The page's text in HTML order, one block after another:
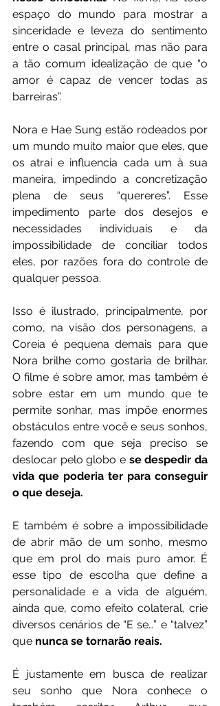
espaço do mundo para mostrar a
sinceridade e leveza do sentimento
entre o casal principal, mas não para
a tão comum idealização de que “o
amor é capaz de vencer todas as
barreiras”.
Nora e Hae Sung estão rodeados por
um mundo muito maior que eles, que
os atrai e influencia cada um à sua
maneira, impedindo a concretização
plena de seus “quereres”. Esse
impedimento parte dos desejos e
necessidades individuais e da
impossibilidade de conciliar todos
eles, por razões fora do controle de
qualquer pessoa.
Isso é ilustrado, principalmente, por
como, na visão dos personagens, a
Coreia é pequena demais para que
Nora brilhe como gostaria de brilhar.
O filme é sobre amor, mas também é
sobre estar em um mundo que te
permite sonhar, mas impõe enormes
obstáculos entre você e seus sonhos,
fazendo com que seja preciso se
deslocar pelo globo e se despedir da
vida que poderia ter para conseguir
o que deseja.
E também é sobre a impossibilidade
de abrir mão de um sonho, mesmo
que em prol do mais puro amor. É
esse tipo de escolha que define a
personalidade e a vida de alguém,
ainda que, como efeito colateral, crie
diversos cenários de “E se…” e “talvez”
que nunca se tornarão reais.
É justamente em busca de realizar
seu sonho que Nora conhece o